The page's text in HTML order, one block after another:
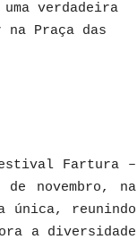
verdadeira
Praça das
Fartura –
novembro, na
única, reunindo
a diversidade